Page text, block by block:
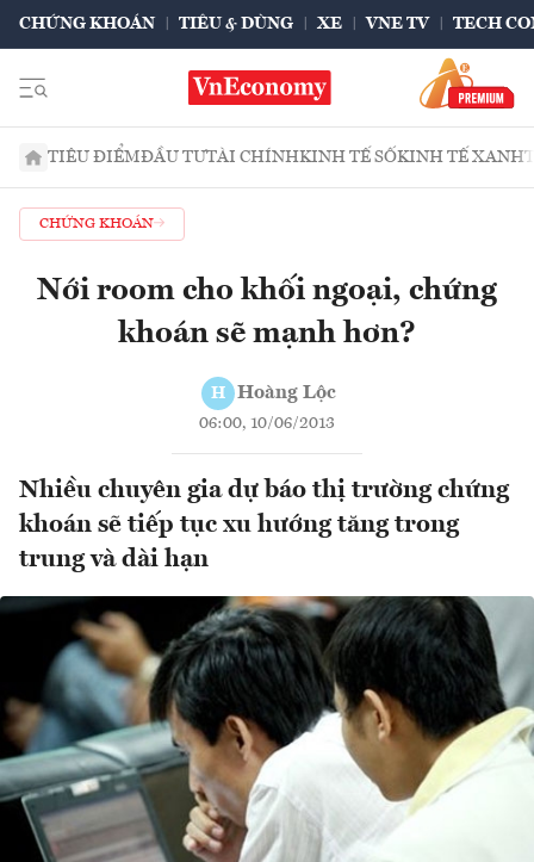
CHỨNG KHOÁN TIÊU & DÙNG XE VNE TV TECH
TIÊU ĐIỂMĐẦU TƯTÀI CHÍNHKINH TẾ SỐKINH TẾ XANH
CHỨNG KHOÁN
Nới room cho khối ngoại, chứng
khoán sẽ mạnh hơn?
H Hoàng Lộc
06:00, 10/06/2013
Nhiều chuyên gia dự báo thị trường chứng
khoán sẽ tiếp tục xu hướng tăng trong
trung và dài hạn